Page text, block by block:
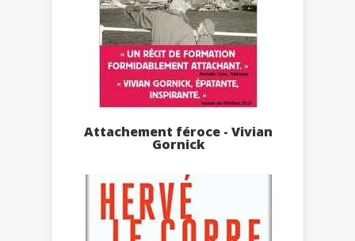
Attachement féroce - Vivian
Gornick